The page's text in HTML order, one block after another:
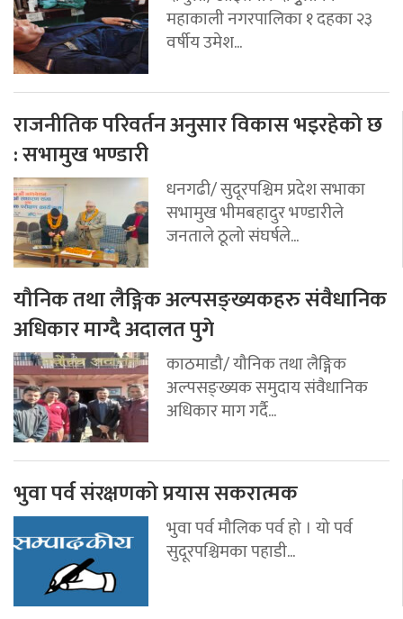
महाकाली नगरपालिका १ दहका २३
वर्षीय उमेश...
राजनीतिक परिवर्तन अनुसार विकास भइरहेको छ
: सभामुख भण्डारी
धनगढी/ सुदूरपश्चिम प्रदेश सभाका
सभामुख भीमबहादुर भण्डारीले
जनताले ठूलो संघर्षले...
यौनिक तथा लैङ्गिक अल्पसङ्ख्यकहरु संवैधानिक
अधिकार माग्दै अदालत पुगे
काठमाडौ/ यौनिक तथा लैङ्गिक
अल्पसङ्ख्यक समुदाय संवैधानिक
अधिकार माग गर्दै...
भुवा पर्व संरक्षणको प्रयास सकरात्मक
भुवा पर्व मौलिक पर्व हो । यो पर्व
सुदूरपश्चिमका पहाडी...